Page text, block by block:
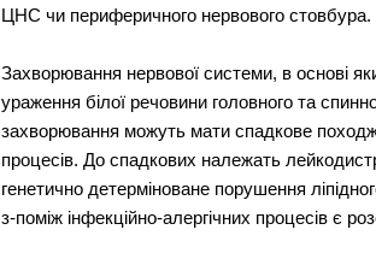
ЦНС чи периферичного нервового стовбура.
Захворювання нервової системи, в основі
ураження білої речовини головного та
захворювання можуть мати спадкове
процесів. До спадкових належать
генетично детерміноване порушення
з-поміж інфекційно-алергічних процесів є